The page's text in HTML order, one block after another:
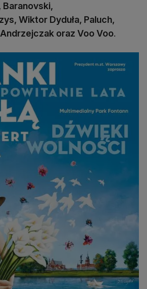
Baranovski,
Wiktor Dyduła, Paluch,
oraz Voo Voo.